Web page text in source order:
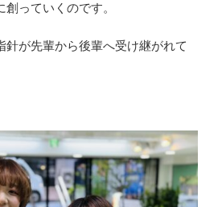
っていくのです。
針が先輩から後輩へ受け継がれて